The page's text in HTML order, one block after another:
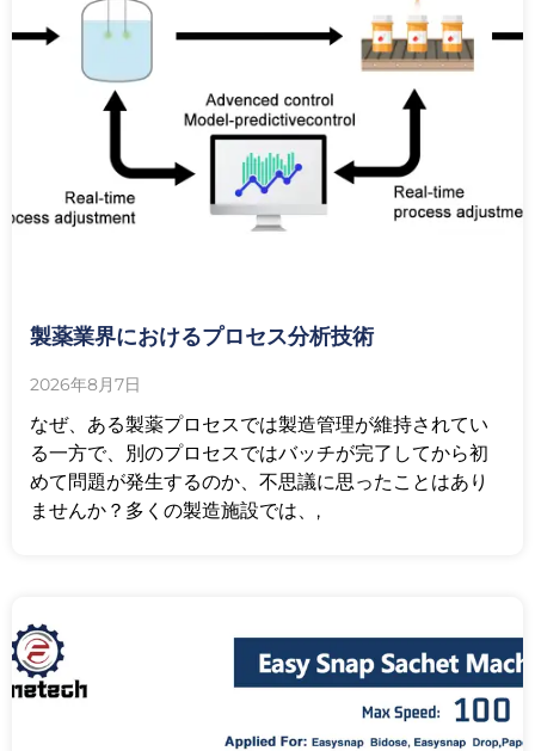
製薬業界におけるプロセス分析技術
2026年8月7日
なぜ、ある製薬プロセスでは製造管理が維持されてい
る一方で、別のプロセスではバッチが完了してから初
めて問題が発生するのか、不思議に思ったことはあり
ませんか？多くの製造施設では、,